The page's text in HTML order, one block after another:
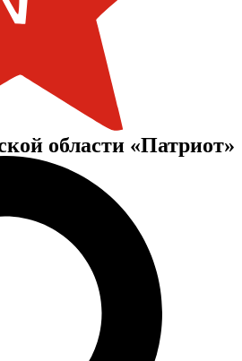
области «Патриот»